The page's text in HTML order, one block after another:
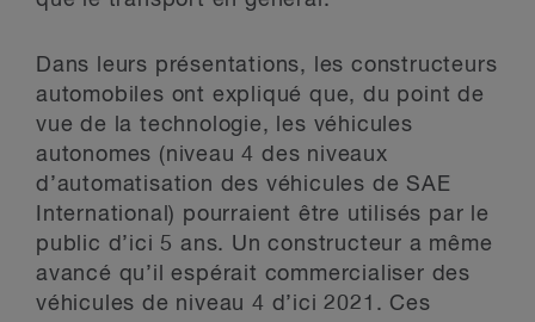
Dans leurs présentations, les constructeurs
automobiles ont expliqué que, du point de
vue de la technologie, les véhicules
autonomes (niveau 4 des niveaux
d’automatisation des véhicules de SAE
International) pourraient être utilisés par le
public d’ici 5 ans. Un constructeur a même
avancé qu’il espérait commercialiser des
véhicules de niveau 4 d’ici 2021. Ces